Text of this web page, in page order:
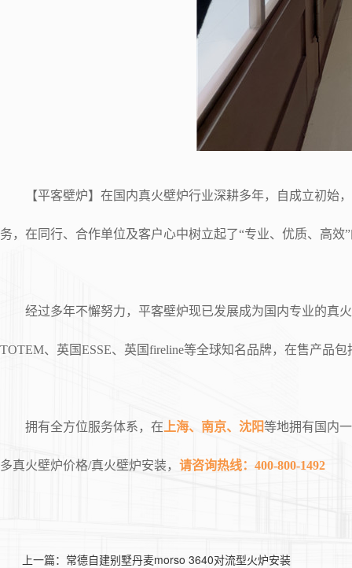
【平客壁炉】在国内真火壁炉行业深耕多年，自成立初始
务，在同行、合作单位及客户心中树立起了“专业、优质、高效
经过多年不懈努力，平客壁炉现已发展成为国内专业的真
TOTEM、英国ESSE、英国fireline等全球知名品牌，在售产品
拥有全方位服务体系，在 上海、南京、沈阳等地拥有国内
多真火壁炉价格/真火壁炉安装， 请咨询热线：400-800-1492
上一篇：常德自建别墅丹麦morso 3640对流型火炉安装